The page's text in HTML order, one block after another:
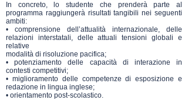
In concreto, lo studente che prenderà parte al
programma raggiungerà risultati tangibili nei seguenti
ambiti:
• comprensione dell’attualità internazionale, delle
relazioni interstatali, delle attuali tensioni globali e
relative
modalità di risoluzione pacifica;
• potenziamento delle capacità di interazione in
contesti competitivi;
• miglioramento delle competenze di esposizione e
redazione in lingua inglese;
• orientamento post-scolastico.